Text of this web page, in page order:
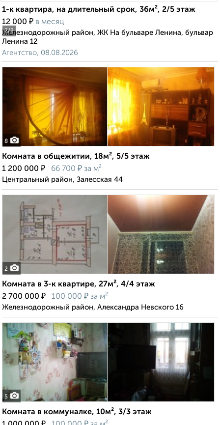
2/2
1-к квартира, на длительный срок, 36м², 2/5 этаж
12 000 ₽ в месяц
Железнодорожный район, ЖК На бульваре Ленина, бульвар
Ленина 12
Агентство, 08.08.2026
8
Комната в общежитии, 18м², 5/5 этаж
1 200 000 ₽ 66 700 ₽ за м²
Центральный район, Залесская 44
2
Комната в 3-к квартире, 27м², 4/4 этаж
2 700 000 ₽ 100 000 ₽ за м²
Железнодорожный район, Александра Невского 16
5
Комната в коммуналке, 10м², 3/3 этаж